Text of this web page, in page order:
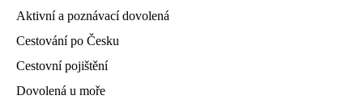
Aktivní a poznávací dovolená
Cestování po Česku
Cestovní pojištění
Dovolená u moře